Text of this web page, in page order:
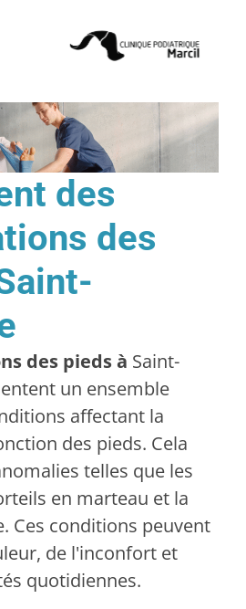
des
des
des pieds à Saint-
un ensemble
affectant la
des pieds. Cela
telles que les
en marteau et la
Ces conditions peuvent
de l'inconfort et
quotidiennes.